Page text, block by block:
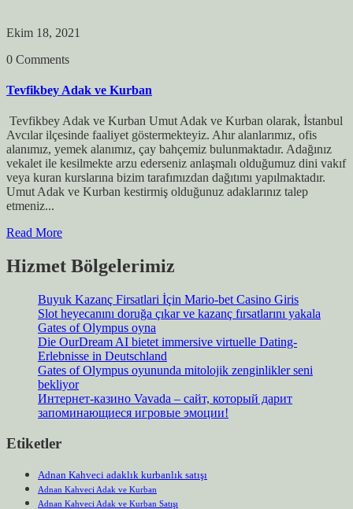
Ekim 18, 2021
0 Comments
Tevfikbey Adak ve Kurban
Tevfikbey Adak ve Kurban Umut Adak ve Kurban olarak, İstanbul
Avcılar ilçesinde faaliyet göstermekteyiz. Ahır alanlarımız, ofis
alanımız, yemek alanımız, çay bahçemiz bulunmaktadır. Adağınız
vekalet ile kesilmekte arzu ederseniz anlaşmalı olduğumuz dini vakıf
veya kuran kurslarına bizim tarafımızdan dağıtımı yapılmaktadır.
Umut Adak ve Kurban kestirmiş olduğunuz adaklarınız talep
etmeniz...
Read More
Hizmet Bölgelerimiz
Buyuk Kazanç Firsatlari İçin Mario-bet Casino Giris
Slot heyecanını doruğa çıkar ve kazanç fırsatlarını yakala
Gates of Olympus oyna
Die OurDream AI bietet immersive virtuelle Dating-
Erlebnisse in Deutschland
Gates of Olympus oyununda mitolojik zenginlikler seni
bekliyor
Интернет-казино Vavada – сайт, который дарит
запоминающиеся игровые эмоции!
Etiketler
Adnan Kahveci adaklık kurbanlık satışı
Adnan Kahveci Adak ve Kurban
Adnan Kahveci Adak ve Kurban Satışı